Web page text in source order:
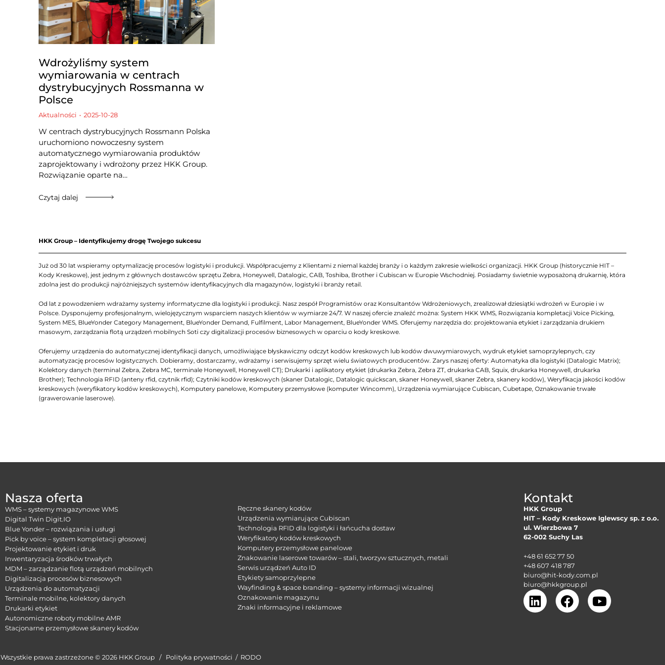
Wdrożyliśmy system
wymiarowania w centrach
dystrybucyjnych Rossmanna w
Polsce
Aktualności 2025-10-28
W centrach dystrybucyjnych Rossmann Polska
uruchomiono nowoczesny system
automatycznego wymiarowania produktów
zaprojektowany i wdrożony przez HKK Group.
Rozwiązanie oparte na…
Czytaj dalej
HKK Group – Identyfikujemy drogę Twojego sukcesu
Już od 30 lat wspieramy optymalizację procesów logistyki i produkcji. Współpracujemy z Klientami z niemal każdej branży i o każdym zakresie wielkości organizacji. HKK Group (historycznie HIT –
Kody Kreskowe), jest jednym z głównych dostawców sprzętu Zebra, Honeywell, Datalogic, CAB, Toshiba, Brother i Cubiscan w Europie Wschodniej. Posiadamy świetnie wyposażoną drukarnię, która
zdolna jest do produkcji najróżniejszych systemów identyfikacyjnych dla magazynów, logistyki i branży retail.
Od lat z powodzeniem wdrażamy systemy informatyczne dla logistyki i produkcji. Nasz zespół Programistów oraz Konsultantów Wdrożeniowych, zrealizował dziesiątki wdrożeń w Europie i w
Polsce. Dysponujemy profesjonalnym, wielojęzycznym wsparciem naszych klientów w wymiarze 24/7. W naszej ofercie znaleźć można: System HKK WMS, Rozwiązania kompletacji Voice Picking,
System MES, BlueYonder Category Management, BlueYonder Demand, Fulfilment, Labor Management, BlueYonder WMS. Oferujemy narzędzia do: projektowania etykiet i zarządzania drukiem
masowym, zarządzania flotą urządzeń mobilnych Soti czy digitalizacji procesów biznesowych w oparciu o kody kreskowe.
Oferujemy urządzenia do automatycznej identyfikacji danych, umożliwiające błyskawiczny odczyt kodów kreskowych lub kodów dwuwymiarowych, wydruk etykiet samoprzylepnych, czy
automatyzację procesów logistycznych. Dobieramy, dostarczamy, wdrażamy i serwisujemy sprzęt wielu światowych producentów. Zarys naszej oferty: Automatyka dla logistyki (Datalogic Matrix);
Kolektory danych (terminal Zebra, Zebra MC, terminale Honeywell, Honeywell CT); Drukarki i aplikatory etykiet (drukarka Zebra, Zebra ZT, drukarka CAB, Squix, drukarka Honeywell, drukarka
Brother); Technologia RFID (anteny rfid, czytnik rfid); Czytniki kodów kreskowych (skaner Datalogic, Datalogic quickscan, skaner Honeywell, skaner Zebra, skanery kodów), Weryfikacja jakości kodów
kreskowych (weryfikatory kodów kreskowych), Komputery panelowe, Komputery przemysłowe (komputer Wincomm), Urządzenia wymiarujące Cubiscan, Cubetape, Oznakowanie trwałe
(grawerowanie laserowe).
Nasza oferta
WMS – systemy magazynowe WMS
Digital Twin Digit.IO
Blue Yonder – rozwiązania i usługi
Pick by voice – system kompletacji głosowej
Projektowanie etykiet i druk
Inwentaryzacja środków trwałych
MDM – zarządzanie flotą urządzeń mobilnych
Digitalizacja procesów biznesowych
Urządzenia do automatyzacji
Terminale mobilne, kolektory danych
Drukarki etykiet
Autonomiczne roboty mobilne AMR
Stacjonarne przemysłowe skanery kodów
Ręczne skanery kodów
Urządzenia wymiarujące Cubiscan
Technologia RFID dla logistyki i łańcucha dostaw
Weryfikatory kodów kreskowych
Komputery przemysłowe panelowe
Znakowanie laserowe towarów – stali, tworzyw sztucznych, metali
Serwis urządzeń Auto ID
Etykiety samoprzylepne
Wayfinding & space branding – systemy informacji wizualnej
Oznakowanie magazynu
Znaki informacyjne i reklamowe​
Kontakt
HKK Group
HIT – Kody Kreskowe Iglewscy sp. z o.o.
ul. Wierzbowa 7
62-002 Suchy Las
+48 61 652 77 50
+48 607 418 787
biuro@hit-kody.com.pl
biuro@hkkgroup.pl
Wszystkie prawa zastrzeżone © 2026 HKK Group / Polityka prywatności / RODO